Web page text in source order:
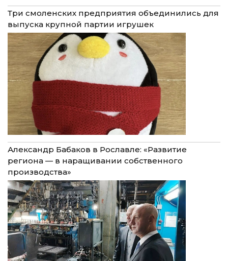
Три смоленских предприятия объединились для
выпуска крупной партии игрушек
Александр Бабаков в Рославле: «Развитие
региона — в наращивании собственного
производства»